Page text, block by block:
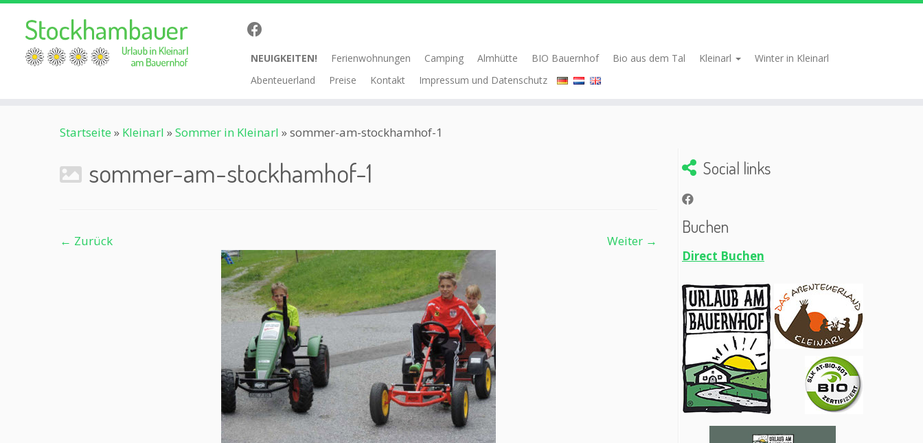
NEUIGKEITEN! Ferienwohnungen Camping Almhütte BIO Bauernhof Bio aus dem Tal Kleinarl
Winter in Kleinarl
Abenteuerland
Preise Kontakt Impressum und Datenschutz
Startseite » Kleinarl »Sommer in Kleinarl »sommer-am-stockhamhof-1
sommer-am-stockhamhof-1
← Zurück Weiter →
Social links
Buchen
Direct Buchen